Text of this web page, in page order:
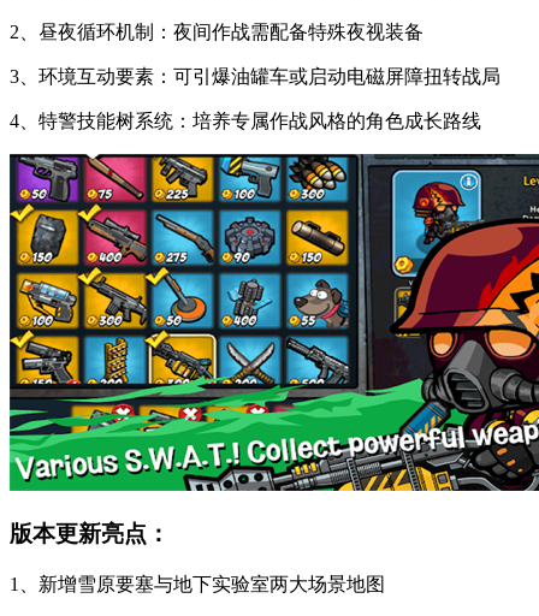
2、昼夜循环机制：夜间作战需配备特殊夜视装备
3、环境互动要素：可引爆油罐车或启动电磁屏障扭转战局
4、特警技能树系统：培养专属作战风格的角色成长路线
版本更新亮点：
1、新增雪原要塞与地下实验室两大场景地图